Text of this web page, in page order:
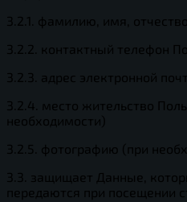
3.2.1. фамилию, имя,
3.2.2. контактный телефон
3.2.3. адрес электронной
3.2.4. место жительство
необходимости)
3.2.5. фотографию (при
3.3. защищает Данные,
передаются при посещении